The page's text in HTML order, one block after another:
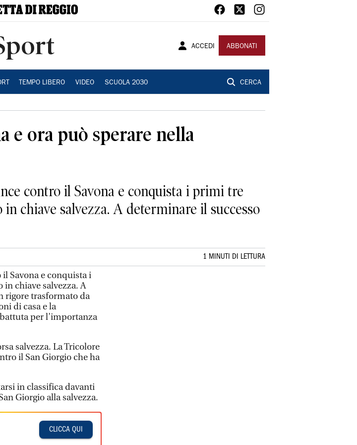
ACCEDI ABBONATI
TEMPO LIBERO VIDEO SCUOLA 2030 CERCA
e ora può sperare nella
contro il Savona e conquista i primi tre
chiave salvezza. A determinare il successo
1 MINUTI DI LETTURA
Savona e conquista i
chiave salvezza. A
rigore trasformato da
di casa e la
per l’importanza
salvezza. La Tricolore
il San Giorgio che ha
in classifica davanti
Giorgio alla salvezza.
CLICCA QUI